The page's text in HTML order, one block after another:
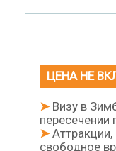
ЦЕНА НЕ
➤Визу в
➤Аттракции,
свободное